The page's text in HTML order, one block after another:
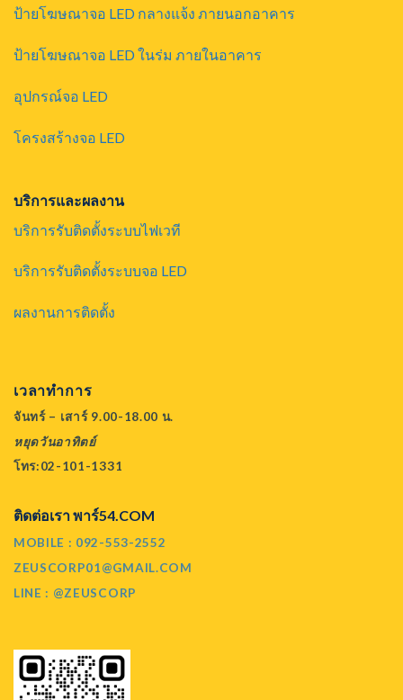
ป้ายโฆษณาจอ LED กลางแจ้ง ภายนอกอาคาร
ป้ายโฆษณาจอ LED ในร่ม ภายในอาคาร
อุปกรณ์จอ LED
โครงสร้างจอ LED
บริการและผลงาน
บริการรับติดตั้งระบบไฟเวที
บริการรับติดตั้งระบบจอ LED
ผลงานการติดตั้ง
เวลาทำการ
จันทร์ – เสาร์ 9.00-18.00 น.
หยุดวันอาทิตย์
โทร:02-101-1331
ติดต่อเรา พาร์54.COM
MOBILE : 092-553-2552
ZEUSCORP01@GMAIL.COM
LINE : @ZEUSCORP